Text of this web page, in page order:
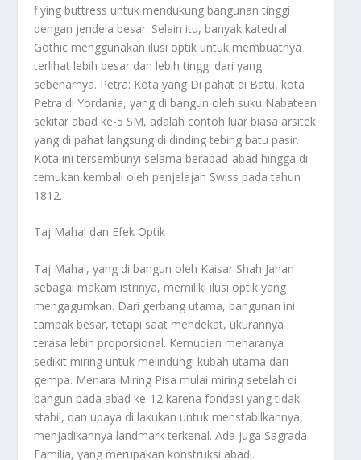
flying buttress untuk mendukung bangunan tinggi
dengan jendela besar. Selain itu, banyak katedral
Gothic menggunakan ilusi optik untuk membuatnya
terlihat lebih besar dan lebih tinggi dari yang
sebenarnya. Petra: Kota yang Di pahat di Batu, kota
Petra di Yordania, yang di bangun oleh suku Nabatean
sekitar abad ke-5 SM, adalah contoh luar biasa arsitek
yang di pahat langsung di dinding tebing batu pasir.
Kota ini tersembunyi selama berabad-abad hingga di
temukan kembali oleh penjelajah Swiss pada tahun
1812.
Taj Mahal dan Efek Optik
Taj Mahal, yang di bangun oleh Kaisar Shah Jahan
sebagai makam istrinya, memiliki ilusi optik yang
mengagumkan. Dari gerbang utama, bangunan ini
tampak besar, tetapi saat mendekat, ukurannya
terasa lebih proporsional. Kemudian menaranya
sedikit miring untuk melindungi kubah utama dari
gempa. Menara Miring Pisa mulai miring setelah di
bangun pada abad ke-12 karena fondasi yang tidak
stabil, dan upaya di lakukan untuk menstabilkannya,
menjadikannya landmark terkenal. Ada juga Sagrada
Familia, yang merupakan konstruksi abadi.